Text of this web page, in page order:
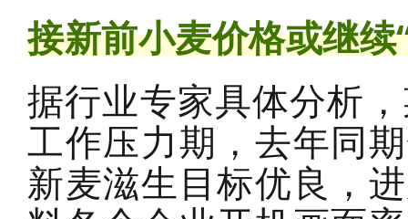
接新前小麦价格或继续
据行业专家具体分析
工作压力期，去年同
新麦滋生目标优良，